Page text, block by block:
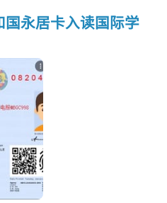
国永居卡入读国际学